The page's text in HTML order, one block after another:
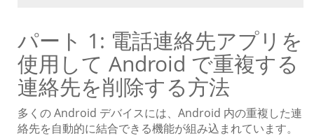
パート 1: 電話連絡先アプリを
使用して Android で重複する
連絡先を削除する方法
多くの Android デバイスには、Android 内の重複した連
絡先を自動的に結合できる機能が組み込まれています。